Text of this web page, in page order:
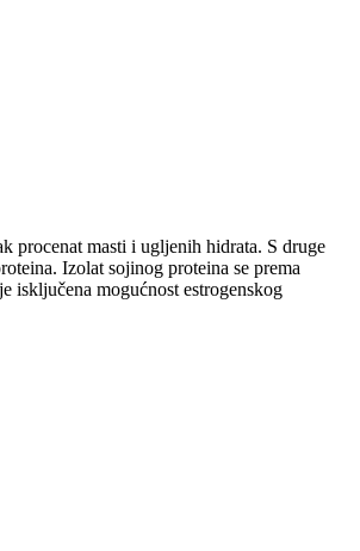
procenat masti i ugljenih hidrata. S druge
Izolat sojinog proteina se prema
isključena mogućnost estrogenskog